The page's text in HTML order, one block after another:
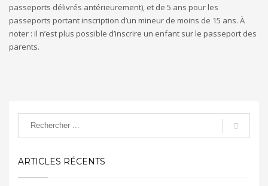
passeports délivrés antérieurement), et de 5 ans pour les
passeports portant inscription d’un mineur de moins de 15 ans. À
noter : il n’est plus possible d’inscrire un enfant sur le passeport des
parents.
ARTICLES RÉCENTS